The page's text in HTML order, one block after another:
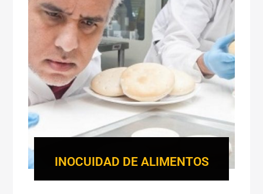
INOCUIDAD DE ALIMENTOS